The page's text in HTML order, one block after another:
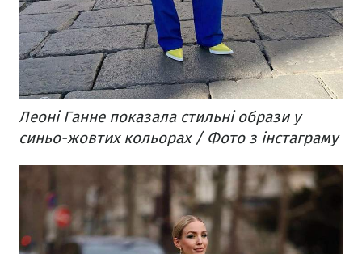
Леоні Ганне показала стильні образи у
синьо-жовтих кольорах / Фото з інстаграму